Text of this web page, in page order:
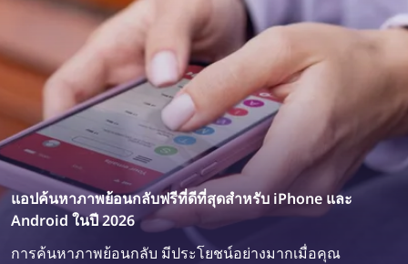
แอปค้นหาภาพย้อนกลับฟรีที่ดีที่สุดสำหรับ iPhone และ
Android ในปี 2026
การค้นหาภาพย้อนกลับ มีประโยชน์อย่างมากเมื่อคุณ